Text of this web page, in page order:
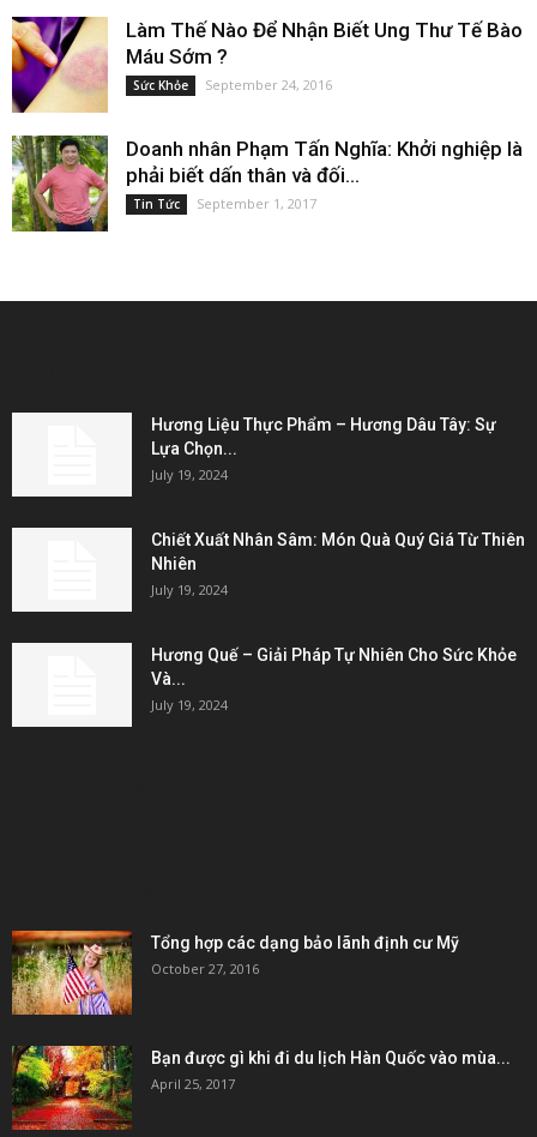
Làm Thế Nào Để Nhận Biết Ung Thư Tế Bào
Máu Sớm ?
Sức Khỏe September 24, 2016
Doanh nhân Phạm Tấn Nghĩa: Khởi nghiệp là
phải biết dấn thân và đối...
Tin Tức September 1, 2017
Hương Liệu Thực Phẩm – Hương Dâu Tây: Sự
Lựa Chọn...
July 19, 2024
Chiết Xuất Nhân Sâm: Món Quà Quý Giá Từ Thiên
Nhiên
July 19, 2024
Hương Quế – Giải Pháp Tự Nhiên Cho Sức Khỏe
Và...
July 19, 2024
Tổng hợp các dạng bảo lãnh định cư Mỹ
October 27, 2016
Bạn được gì khi đi du lịch Hàn Quốc vào mùa...
April 25, 2017